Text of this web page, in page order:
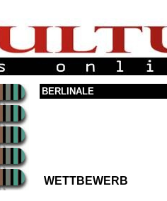
BERLINALE
WETTBEWERB